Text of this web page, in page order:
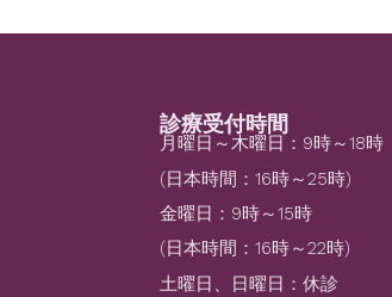
診療受付時間
月曜日～木曜日：9時～18時
(日本時間：16時～25時)
金曜日：9時～15時
(日本時間：16時～22時)
土曜日、日曜日：休診